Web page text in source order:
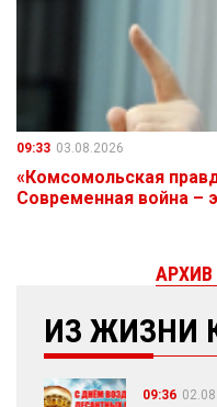
ИЗ ЖИЗНИ
09:36
09:33 03.08.2026
«Комсомольская
Современная война –